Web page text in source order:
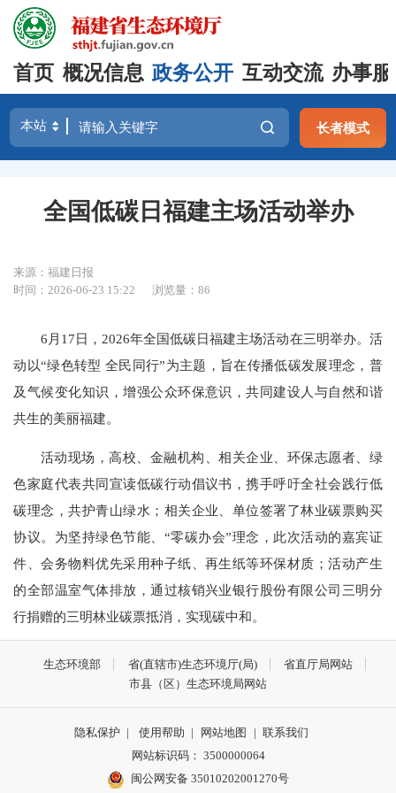
首页 概况信息 政务公开 互动交流 办事
长者模式
全国低碳日福建主场活动举办
来源：福建日报
时间：2026-06-23 15:22
浏览量：86
6月17日，2026年全国低碳日福建主场活动在三明举办。活
动以“绿色转型 全民同行”为主题，旨在传播低碳发展理念，普
及气候变化知识，增强公众环保意识，共同建设人与自然和谐
共生的美丽福建。
活动现场，高校、金融机构、相关企业、环保志愿者、绿
色家庭代表共同宣读低碳行动倡议书，携手呼吁全社会践行低
碳理念，共护青山绿水；相关企业、单位签署了林业碳票购买
协议。为坚持绿色节能、“零碳办会”理念，此次活动的嘉宾证
件、会务物料优先采用种子纸、再生纸等环保材质；活动产生
的全部温室气体排放，通过核销兴业银行股份有限公司三明分
行捐赠的三明林业碳票抵消，实现碳中和。
生态环境部 省(直辖市)生态环境厅(局)
省直厅局网站
市县（区）生态环境局网站
隐私保护 | 使用帮助 | 网站地图 | 联系我们
网站标识码： 3500000064
闽公网安备 35010202001270号